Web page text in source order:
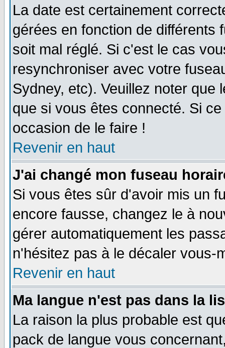
La date est certainement
gérées en fonction de différents
soit mal réglé. Si c'est le cas
resynchroniser avec votre
Sydney, etc). Veuillez noter que
que si vous êtes connecté. Si
occasion de le faire !
Revenir en haut
J'ai changé mon fuseau
Si vous êtes sûr d'avoir mis un
encore fausse, changez le à
gérer automatiquement les
n'hésitez pas à le décaler vous-
Revenir en haut
Ma langue n'est pas dans la
La raison la plus probable est
pack de langue vous